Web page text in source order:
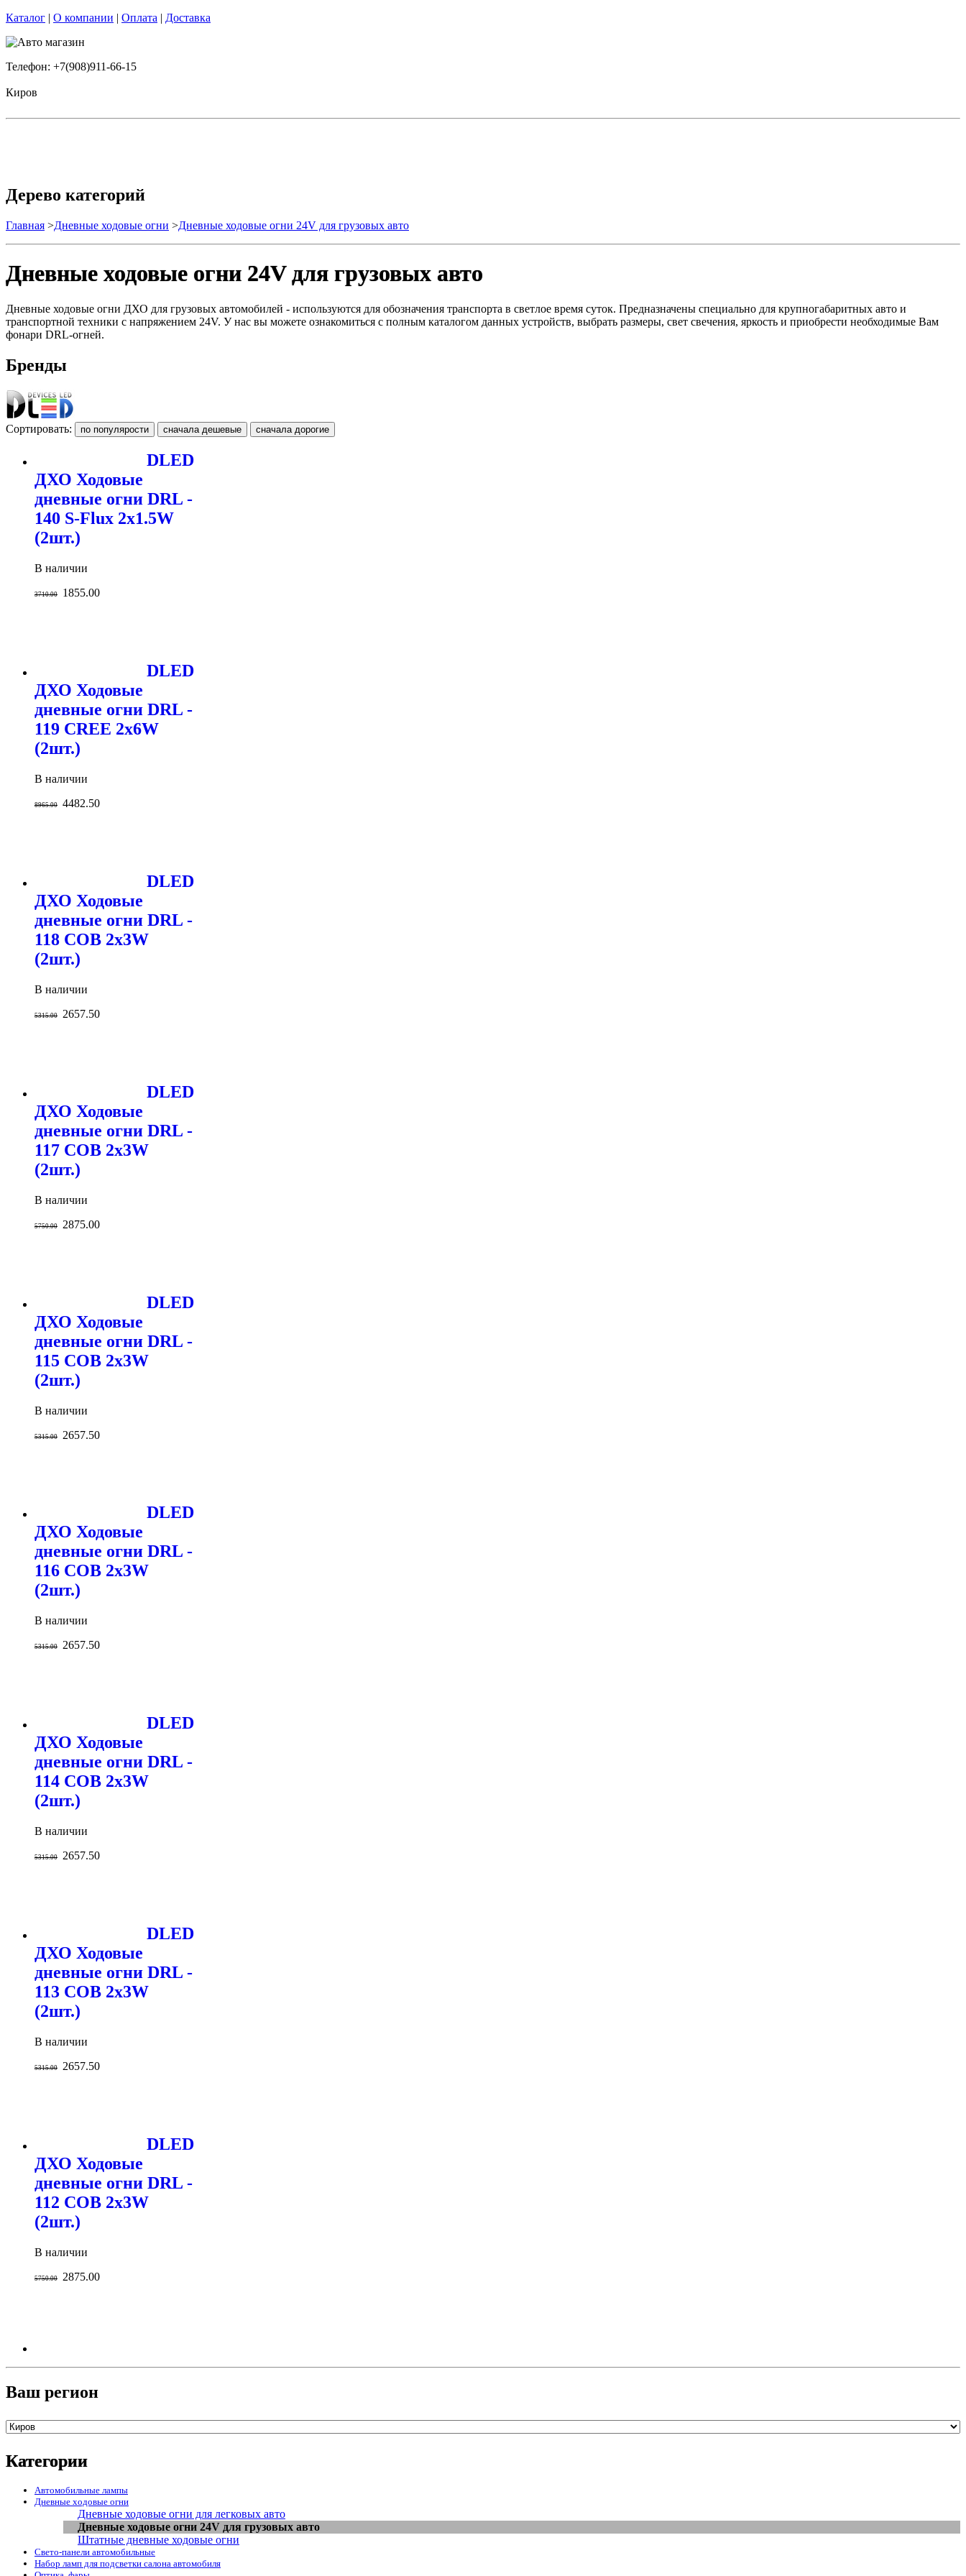
Каталог | О компании | Оплата | Доставка
Телефон: +7(908)911-66-15
Киров
Дерево категорий
Главная >Дневные ходовые огни >Дневные ходовые огни 24V для грузовых авто
Дневные ходовые огни 24V для грузовых авто
Дневные ходовые огни ДХО для грузовых автомобилей - используются для обозначения транспорта в светлое время суток. Предназначены специально для крупногабаритных авто и
транспортной техники с напряжением 24V. У нас вы можете ознакомиться с полным каталогом данных устройств, выбрать размеры, свет свечения, яркость и приобрести необходимые Вам
фонари DRL-огней.
Бренды
Сортировать:
DLED
ДХО Ходовые
дневные огни DRL -
140 S-Flux 2x1.5W
(2шт.)
В наличии
3710.00 1855.00
DLED
ДХО Ходовые
дневные огни DRL -
119 CREE 2x6W
(2шт.)
В наличии
8965.00 4482.50
DLED
ДХО Ходовые
дневные огни DRL -
118 COB 2x3W
(2шт.)
В наличии
5315.00 2657.50
DLED
ДХО Ходовые
дневные огни DRL -
117 COB 2x3W
(2шт.)
В наличии
5750.00 2875.00
DLED
ДХО Ходовые
дневные огни DRL -
115 COB 2x3W
(2шт.)
В наличии
5315.00 2657.50
DLED
ДХО Ходовые
дневные огни DRL -
116 COB 2x3W
(2шт.)
В наличии
5315.00 2657.50
DLED
ДХО Ходовые
дневные огни DRL -
114 COB 2x3W
(2шт.)
В наличии
5315.00 2657.50
DLED
ДХО Ходовые
дневные огни DRL -
113 COB 2x3W
(2шт.)
В наличии
5315.00 2657.50
DLED
ДХО Ходовые
дневные огни DRL -
112 COB 2x3W
(2шт.)
В наличии
5750.00 2875.00
Ваш регион
Категории
Автомобильные лампы
Дневные ходовые огни
Дневные ходовые огни для легковых авто
Дневные ходовые огни 24V для грузовых авто
Штатные дневные ходовые огни
Свето-панели автомобильные
Набор ламп для подсветки салона автомобиля